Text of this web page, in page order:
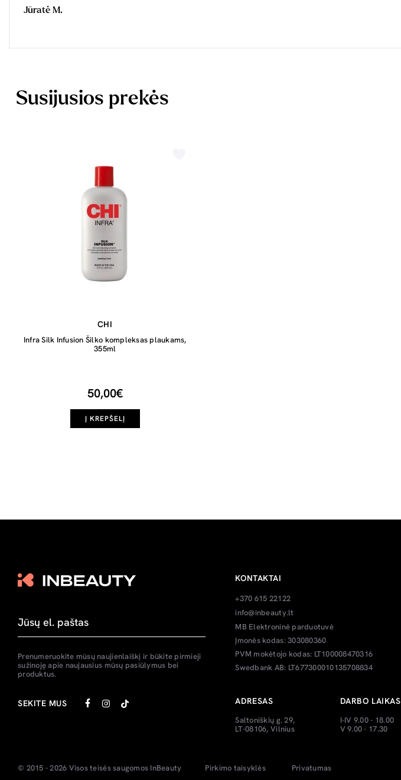
Jūratė M.
Susijusios prekės
CHI
Infra Silk Infusion Šilko kompleksas plaukams,
355ml
50,00€
Į KREPŠELĮ
Prenumeruokite mūsų naujienlaiškį ir būkite pirmieji
sužinoję apie naujausius mūsų pasiūlymus bei
produktus.
SEKITE MUS
KONTAKTAI
+370 615 22122
info@inbeauty.lt
MB Elektroninė parduotuvė
Įmonės kodas: 303080360
PVM mokėtojo kodas: LT100008470316
Swedbank AB: LT677300010135708834
ADRESAS
Saltoniškių g. 29,
LT-08106, Vilnius
DARBO LAIKAS
I-IV 9.00 - 18.00
V 9.00 - 17.30
© 2015 - 2026 Visos teisės saugomos InBeauty Pirkimo taisyklės Privatumas